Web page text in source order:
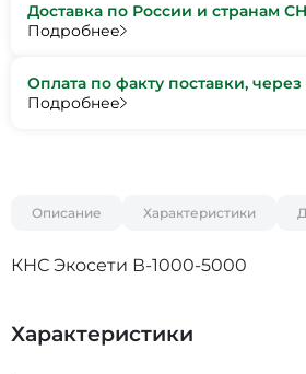
Доставка по России и странам
Подробнее
Оплата по факту поставки,
Подробнее
Описание Характеристики
КНС Экосети В-1000-5000
Характеристики